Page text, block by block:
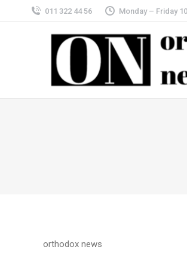
011 322 44 56 Monday – Friday
orthodox news